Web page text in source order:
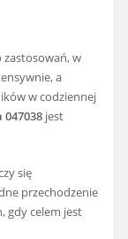
w
a
w codziennej
jest
się
przechodzenie
gdy celem jest